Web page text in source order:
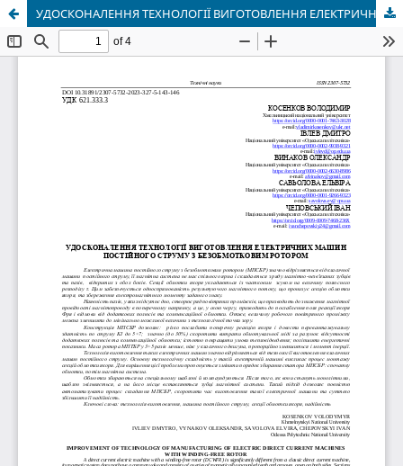
УДОСКОНАЛЕННЯ ТЕХНОЛОГІЇ ВИГОТОВЛЕННЯ ЕЛЕКТРИЧНИХ МАШИН ПОСТІЙНОГО СТРУМУ З БЕЗОБМОТКОВИМ РОТОРОМ